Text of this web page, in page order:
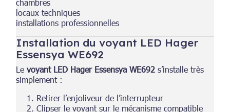
chambres
locaux techniques
installations professionnelles
Installation du voyant LED Hager
Essensya WE692
Levoyant LED Hager Essensya WE692 s’installe très
simplement :
Retirer l’enjoliveur de l’interrupteur
Clipser le voyant sur le mécanisme compatible